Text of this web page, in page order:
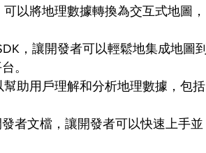
以將地理數據轉換為交互式地圖，
，讓開發者可以輕鬆地集成地圖到
。
幫助用戶理解和分析地理數據，包括
者文檔，讓開發者可以快速上手並